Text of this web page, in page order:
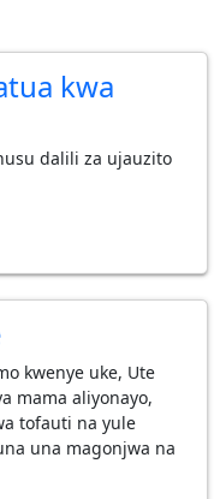
kwa
dalili za ujauzito
kwenye uke, Ute
mama aliyonayo,
tofauti na yule
una magonjwa na